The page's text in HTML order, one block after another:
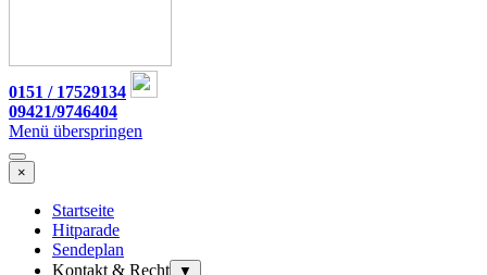
0151 / 17529134
09421/9746404
Menü überspringen
×
Startseite
Hitparade
Sendeplan
Kontakt & Recht
▼